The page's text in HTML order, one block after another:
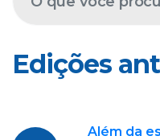
Edições
Além da